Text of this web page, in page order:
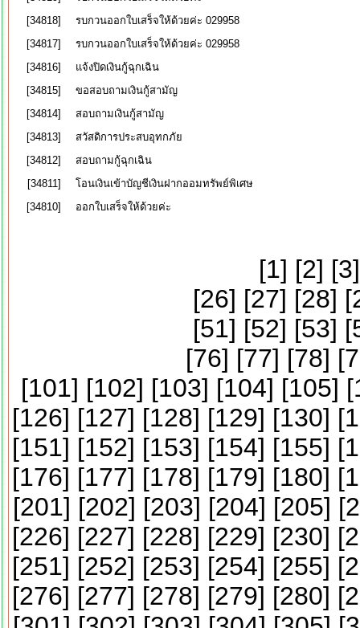
[34818]
รบกวนออกใบเสร็จให้ด้วยค่ะ 029958
[34817]
รบกวนออกใบเสร็จให้ด้วยค่ะ 029958
[34816]
แจ้งปิดเงินกู้ฉุกเฉิน
[34815]
ขอสอบถามเงินกู้สามัญ
[34814]
สอบถามเงินกู้สามัญ
[34813]
สวัสดิการประสบอุทกภัย
[34812]
สอบถามกู้ฉุกเฉิน
[34811]
โอนเงินเข้าบัญชีเงินฝากออมทรัพย์พิเศษ
[34810]
ออกใบเสร็จให้ด้วยค่ะ
[1] [2] [3
[26] [27] [28] [
[51] [52] [53] [
[76] [77] [78] [
[101] [102] [103] [104] [105] [
[126] [127] [128] [129] [130] [
[151] [152] [153] [154] [155] [
[176] [177] [178] [179] [180] [
[201] [202] [203] [204] [205] [
[226] [227] [228] [229] [230] [
[251] [252] [253] [254] [255] [
[276] [277] [278] [279] [280] [